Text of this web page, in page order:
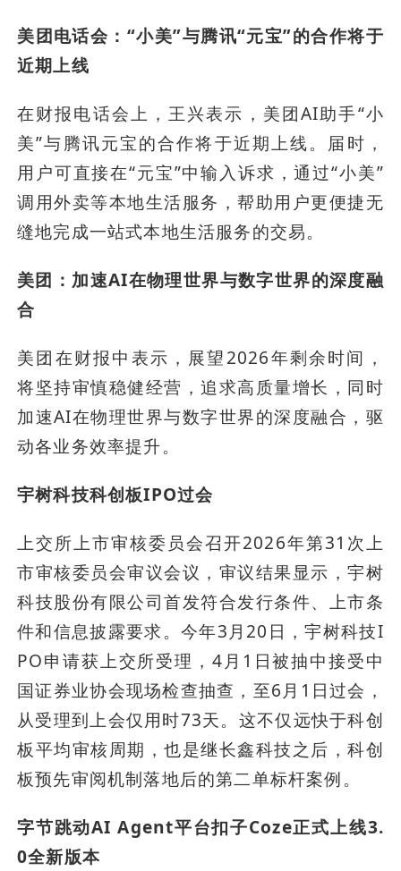
美团电话会：“小美”与腾讯“元宝”的合作将于
近期上线
在财报电话会上，王兴表示，美团AI助手“小
美”与腾讯元宝的合作将于近期上线。届时，
用户可直接在“元宝”中输入诉求，通过“小美”
调用外卖等本地生活服务，帮助用户更便捷无
缝地完成一站式本地生活服务的交易。
美团：加速AI在物理世界与数字世界的深度融
合
美团在财报中表示，展望2026年剩余时间，
将坚持审慎稳健经营，追求高质量增长，同时
加速AI在物理世界与数字世界的深度融合，驱
动各业务效率提升。
宇树科技科创板IPO过会
上交所上市审核委员会召开2026年第31次上
市审核委员会审议会议，审议结果显示，宇树
科技股份有限公司首发符合发行条件、上市条
件和信息披露要求。今年3月20日，宇树科技I
PO申请获上交所受理，4月1日被抽中接受中
国证券业协会现场检查抽查，至6月1日过会，
从受理到上会仅用时73天。这不仅远快于科创
板平均审核周期，也是继长鑫科技之后，科创
板预先审阅机制落地后的第二单标杆案例。
字节跳动AI Agent平台扣子Coze正式上线3.
0全新版本